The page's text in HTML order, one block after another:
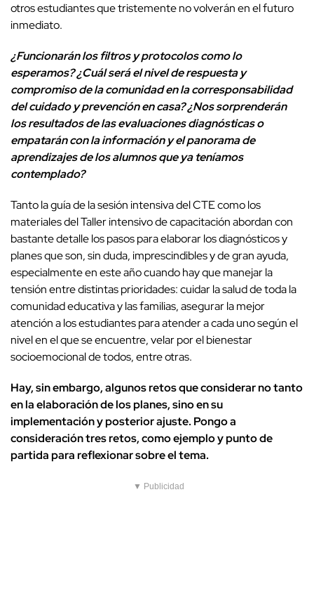
otros estudiantes que tristemente no volverán en el futuro
inmediato.
¿Funcionarán los filtros y protocolos como lo
esperamos? ¿Cuál será el nivel de respuesta y
compromiso de la comunidad en la corresponsabilidad
del cuidado y prevención en casa? ¿Nos sorprenderán
los resultados de las evaluaciones diagnósticas o
empatarán con la información y el panorama de
aprendizajes de los alumnos que ya teníamos
contemplado?
Tanto la guía de la sesión intensiva del CTE como los
materiales del Taller intensivo de capacitación abordan con
bastante detalle los pasos para elaborar los diagnósticos y
planes que son, sin duda, imprescindibles y de gran ayuda,
especialmente en este año cuando hay que manejar la
tensión entre distintas prioridades: cuidar la salud de toda la
comunidad educativa y las familias, asegurar la mejor
atención a los estudiantes para atender a cada uno según el
nivel en el que se encuentre, velar por el bienestar
socioemocional de todos, entre otras.
Hay, sin embargo, algunos retos que considerar no tanto
en la elaboración de los planes, sino en su
implementación y posterior ajuste. Pongo a
consideración tres retos, como ejemplo y punto de
partida para reflexionar sobre el tema.
▼ Publicidad